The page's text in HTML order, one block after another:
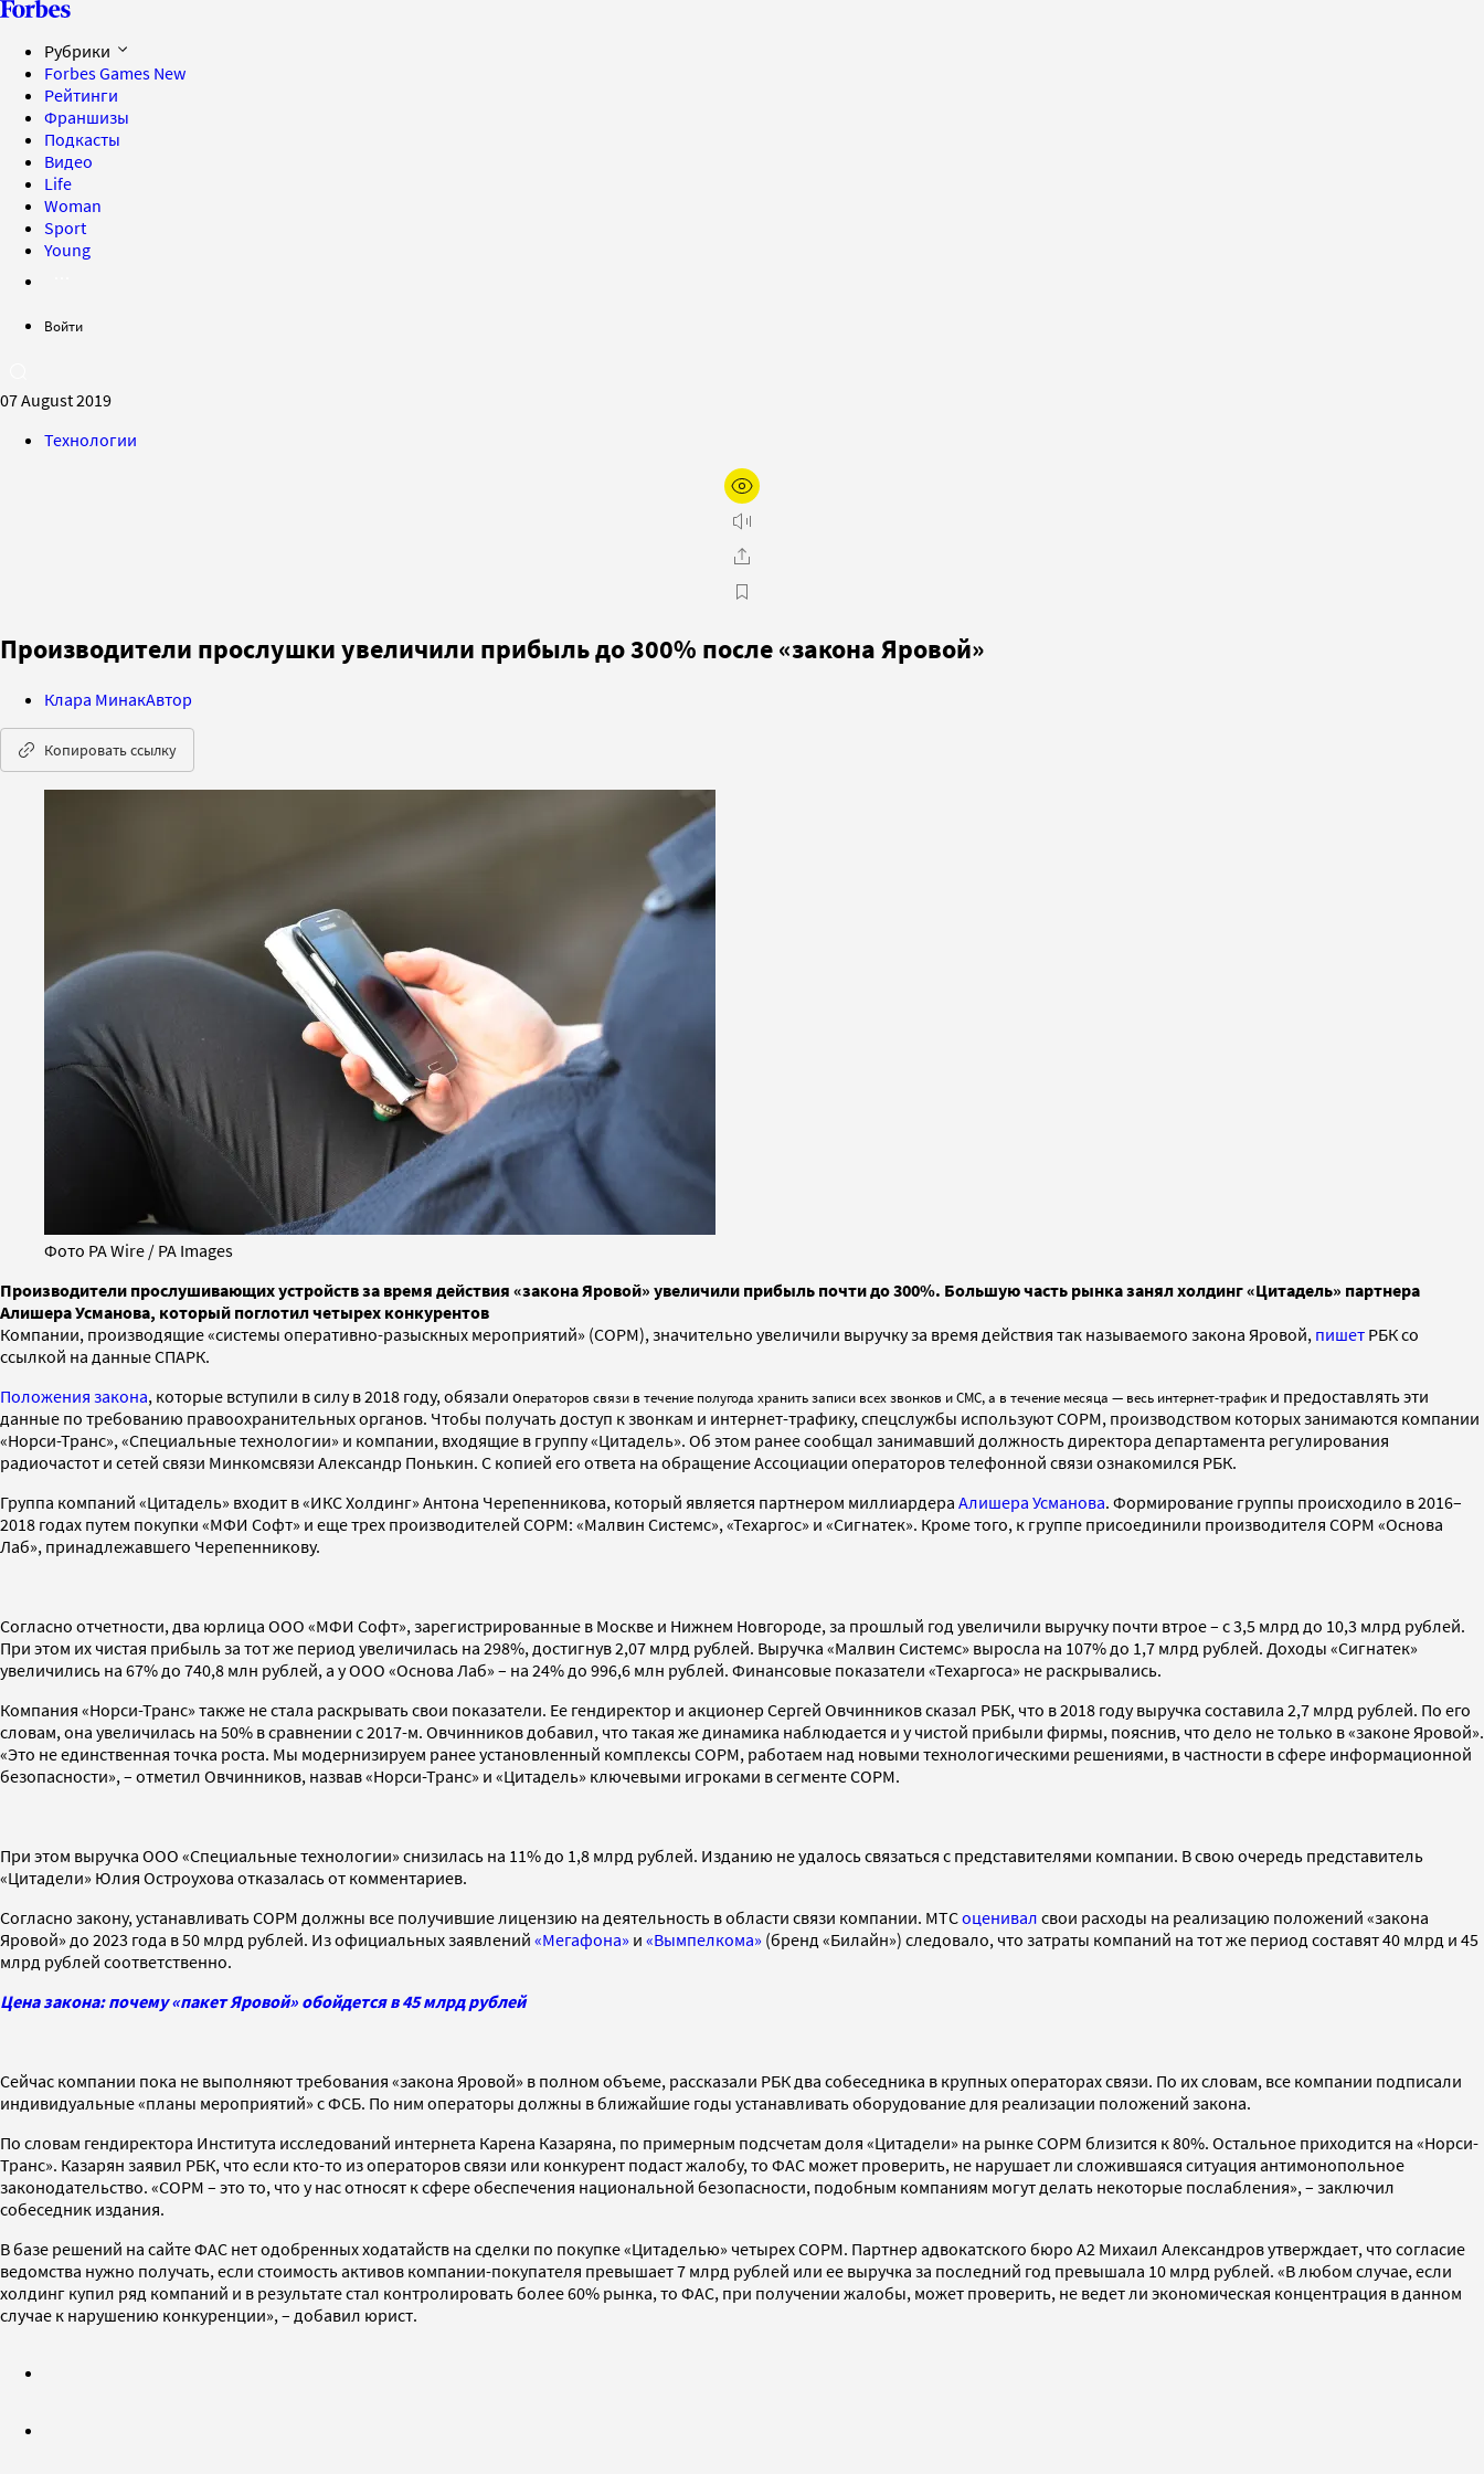
Рубрики
Forbes Games New
Рейтинги
Франшизы
Подкасты
Видео
Life
Woman
Sport
Young
Войти
07 August 2019
Технологии
Производители прослушки увеличили прибыль до 300% после «закона Яровой»
Клара МинакАвтор
Копировать ссылку
Фото PA Wire / PA Images
Производители прослушивающих устройств за время действия «закона Яровой» увеличили прибыль почти до 300%. Большую часть рынка занял холдинг «Цитадель» партнера
Алишера Усманова, который поглотил четырех конкурентов
Компании, производящие «системы оперативно-разыскных мероприятий» (СОРМ), значительно увеличили выручку за время действия так называемого закона Яровой, пишет РБК со
ссылкой на данные СПАРК.
Положения закона, которые вступили в силу в 2018 году, обязали операторов связи в течение полугода хранить записи всех звонков и СМС, а в течение месяца — весь интернет-трафик и предоставлять эти
данные по требованию правоохранительных органов. Чтобы получать доступ к звонкам и интернет-трафику, спецслужбы используют СОРМ, производством которых занимаются компании
«Норси-Транс», «Специальные технологии» и компании, входящие в группу «Цитадель». Об этом ранее сообщал занимавший должность директора департамента регулирования
радиочастот и сетей связи Минкомсвязи Александр Понькин. С копией его ответа на обращение Ассоциации операторов телефонной связи ознакомился РБК.
Группа компаний «Цитадель» входит в «ИКС Холдинг» Антона Черепенникова, который является партнером миллиардера Алишера Усманова. Формирование группы происходило в 2016–
2018 годах путем покупки «МФИ Софт» и еще трех производителей СОРМ: «Малвин Системс», «Техаргос» и «Сигнатек». Кроме того, к группе присоединили производителя СОРМ «Основа
Лаб», принадлежавшего Черепенникову.
Согласно отчетности, два юрлица ООО «МФИ Софт», зарегистрированные в Москве и Нижнем Новгороде, за прошлый год увеличили выручку почти втрое – с 3,5 млрд до 10,3 млрд рублей.
При этом их чистая прибыль за тот же период увеличилась на 298%, достигнув 2,07 млрд рублей. Выручка «Малвин Системс» выросла на 107% до 1,7 млрд рублей. Доходы «Сигнатек»
увеличились на 67% до 740,8 млн рублей, а у ООО «Основа Лаб» – на 24% до 996,6 млн рублей. Финансовые показатели «Техаргоса» не раскрывались.
Компания «Норси-Транс» также не стала раскрывать свои показатели. Ее гендиректор и акционер Сергей Овчинников сказал РБК, что в 2018 году выручка составила 2,7 млрд рублей. По его
словам, она увеличилась на 50% в сравнении с 2017-м. Овчинников добавил, что такая же динамика наблюдается и у чистой прибыли фирмы, пояснив, что дело не только в «законе Яровой».
«Это не единственная точка роста. Мы модернизируем ранее установленный комплексы СОРМ, работаем над новыми технологическими решениями, в частности в сфере информационной
безопасности», – отметил Овчинников, назвав «Норси-Транс» и «Цитадель» ключевыми игроками в сегменте СОРМ.
При этом выручка ООО «Специальные технологии» снизилась на 11% до 1,8 млрд рублей. Изданию не удалось связаться с представителями компании. В свою очередь представитель
«Цитадели» Юлия Остроухова отказалась от комментариев.
Согласно закону, устанавливать СОРМ должны все получившие лицензию на деятельность в области связи компании. МТСоценивал свои расходы на реализацию положений «закона
Яровой» до 2023 года в 50 млрд рублей. Из официальных заявлений «Мегафона» и «Вымпелкома» (бренд «Билайн») следовало, что затраты компаний на тот же период составят 40 млрд и 45
млрд рублей соответственно.
Цена закона: почему «пакет Яровой» обойдется в 45 млрд рублей
Сейчас компании пока не выполняют требования «закона Яровой» в полном объеме, рассказали РБК два собеседника в крупных операторах связи. По их словам, все компании подписали
индивидуальные «планы мероприятий» с ФСБ. По ним операторы должны в ближайшие годы устанавливать оборудование для реализации положений закона.
По словам гендиректора Института исследований интернета Карена Казаряна, по примерным подсчетам доля «Цитадели» на рынке СОРМ близится к 80%. Остальное приходится на «Норси-
Транс». Казарян заявил РБК, что если кто-то из операторов связи или конкурент подаст жалобу, то ФАС может проверить, не нарушает ли сложившаяся ситуация антимонопольное
законодательство. «СОРМ – это то, что у нас относят к сфере обеспечения национальной безопасности, подобным компаниям могут делать некоторые послабления», – заключил
собеседник издания.
В базе решений на сайте ФАС нет одобренных ходатайств на сделки по покупке «Цитаделью» четырех СОРМ. Партнер адвокатского бюро А2 Михаил Александров утверждает, что согласие
ведомства нужно получать, если стоимость активов компании-покупателя превышает 7 млрд рублей или ее выручка за последний год превышала 10 млрд рублей. «В любом случае, если
холдинг купил ряд компаний и в результате стал контролировать более 60% рынка, то ФАС, при получении жалобы, может проверить, не ведет ли экономическая концентрация в данном
случае к нарушению конкуренции», – добавил юрист.